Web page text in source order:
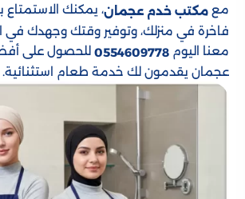
مع مكتب خدم عجمان، يمكنك الاستمتاع
فاخرة في منزلك، وتوفير وقتك وجهدك في
معنا اليوم 0554609778 للحصول على
عجمان يقدمون لك خدمة طعام استثنائية.